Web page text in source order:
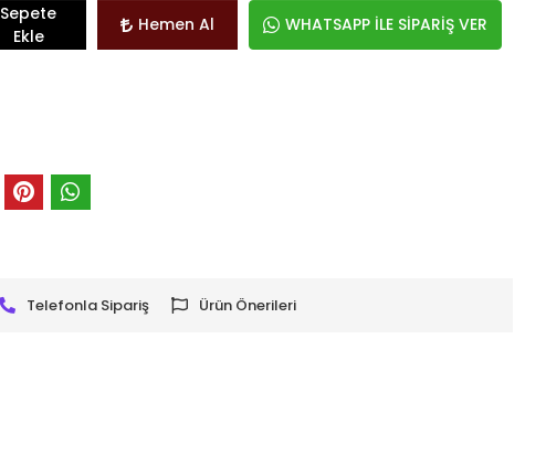
Sepete
Ekle
Hemen Al WHATSAPP İLE SİPARİŞ VER
Telefonla Sipariş Ürün Önerileri